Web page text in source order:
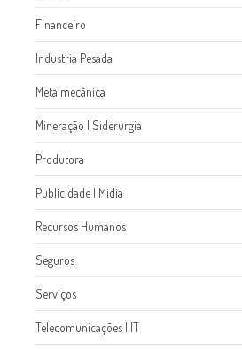
Financeiro
Industria Pesada
Metalmecânica
Mineração l Siderurgia
Produtora
Publicidade l Midia
Recursos Humanos
Seguros
Serviços
Telecomunicações l IT